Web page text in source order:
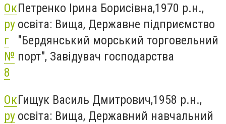
Ок
ру
г
№
8
Петренко Ірина Борисівна,1970 р.н.,
освіта: Вища, Державне підприємство
"Бердянський морський торговельний
порт", Завідувач господарства
Ок
ру
Гищук Василь Дмитрович,1958 р.н.,
освіта: Вища, Державний навчальний